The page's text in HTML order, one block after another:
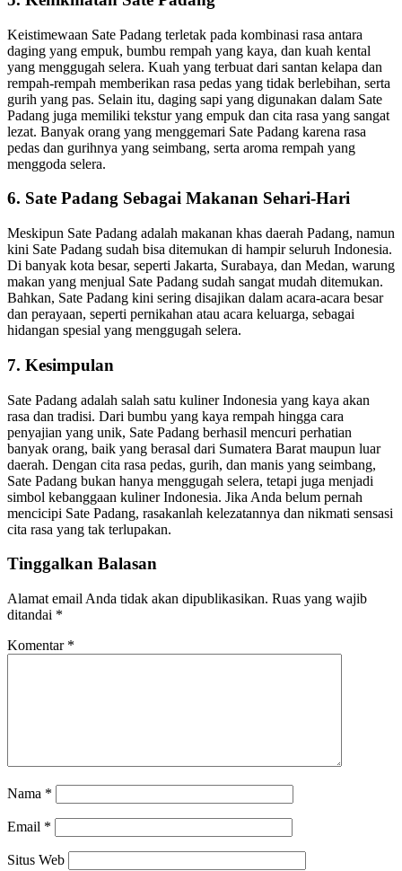
Keistimewaan Sate Padang terletak pada kombinasi rasa antara
daging yang empuk, bumbu rempah yang kaya, dan kuah kental
yang menggugah selera. Kuah yang terbuat dari santan kelapa dan
rempah-rempah memberikan rasa pedas yang tidak berlebihan, serta
gurih yang pas. Selain itu, daging sapi yang digunakan dalam Sate
Padang juga memiliki tekstur yang empuk dan cita rasa yang sangat
lezat. Banyak orang yang menggemari Sate Padang karena rasa
pedas dan gurihnya yang seimbang, serta aroma rempah yang
menggoda selera.
6. Sate Padang Sebagai Makanan Sehari-Hari
Meskipun Sate Padang adalah makanan khas daerah Padang, namun
kini Sate Padang sudah bisa ditemukan di hampir seluruh Indonesia.
Di banyak kota besar, seperti Jakarta, Surabaya, dan Medan, warung
makan yang menjual Sate Padang sudah sangat mudah ditemukan.
Bahkan, Sate Padang kini sering disajikan dalam acara-acara besar
dan perayaan, seperti pernikahan atau acara keluarga, sebagai
hidangan spesial yang menggugah selera.
7. Kesimpulan
Sate Padang adalah salah satu kuliner Indonesia yang kaya akan
rasa dan tradisi. Dari bumbu yang kaya rempah hingga cara
penyajian yang unik, Sate Padang berhasil mencuri perhatian
banyak orang, baik yang berasal dari Sumatera Barat maupun luar
daerah. Dengan cita rasa pedas, gurih, dan manis yang seimbang,
Sate Padang bukan hanya menggugah selera, tetapi juga menjadi
simbol kebanggaan kuliner Indonesia. Jika Anda belum pernah
mencicipi Sate Padang, rasakanlah kelezatannya dan nikmati sensasi
cita rasa yang tak terlupakan.
Tinggalkan Balasan
Alamat email Anda tidak akan dipublikasikan. Ruas yang wajib
ditandai *
Komentar *
Nama *
Email *
Situs Web